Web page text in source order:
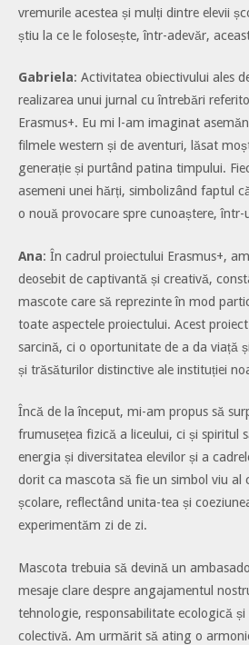
vremurile acestea și mulți dintre elevii
știu la ce le folosește, într-adevăr,
Gabriela: Activitatea obiectivului ales
realizarea unui jurnal cu întrebări
Erasmus+. Eu mi l-am imaginat
filmele western și de aventuri, lăsat
generație și purtând patina timpului.
asemeni unei hărți, simbolizând faptul
o nouă provocare spre cunoaștere,
Ana: În cadrul proiectului Erasmus+,
deosebit de captivantă și creativă,
mascote care să reprezinte în mod
toate aspectele proiectului. Acest
sarcină, ci o oportunitate de a da viață
și trăsăturilor distinctive ale instituției
Încă de la început, mi-am propus să
frumusețea fizică a liceului, ci și spiritul
energia și diversitatea elevilor și a
dorit ca mascota să fie un simbol viu al
școlare, reflectând unita-tea și
experimentăm zi de zi.
Mascota trebuia să devină un
mesaje clare despre angajamentul
tehnologie, responsabilitate ecologică
colectivă. Am urmărit să ating o